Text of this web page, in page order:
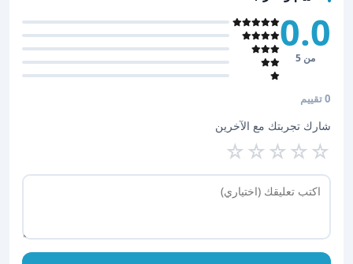
0.0
من 5
0 تقييم
شارك تجربتك مع الآخرين
☆
☆
☆
☆
☆